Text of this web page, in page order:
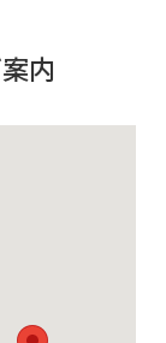
内